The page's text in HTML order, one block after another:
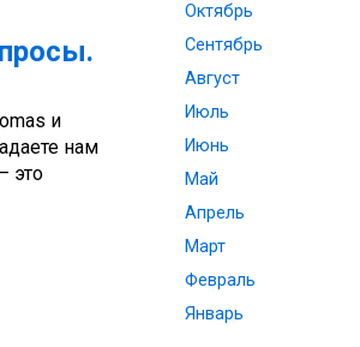
Октябрь
Сентябрь
Август
Июль
Июнь
Май
Апрель
Март
Февраль
Январь
и
нам
это